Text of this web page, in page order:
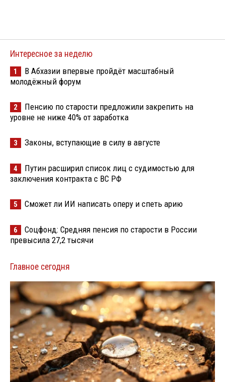
Интересное за неделю
1
В Абхазии впервые пройдёт масштабный
молодёжный форум
2
Пенсию по старости предложили закрепить на
уровне не ниже 40% от заработка
3 Законы, вступающие в силу в августе
4
Путин расширил список лиц с судимостью для
заключения контракта с ВС РФ
5 Сможет ли ИИ написать оперу и спеть арию
6
Соцфонд: Средняя пенсия по старости в России
превысила 27,2 тысячи
Главное сегодня